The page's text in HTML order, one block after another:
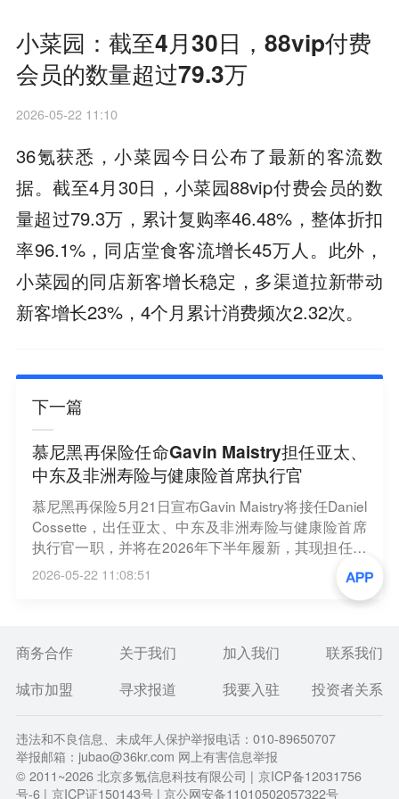
小菜园：截至4月30日，88vip付费
会员的数量超过79.3万
2026-05-22 11:10
36氪获悉，小菜园今日公布了最新的客流数
据。截至4月30日，小菜园88vip付费会员的数
量超过79.3万，累计复购率46.48%，整体折扣
率96.1%，同店堂食客流增长45万人。此外，
小菜园的同店新客增长稳定，多渠道拉新带动
新客增长23%，4个月累计消费频次2.32次。
下一篇
慕尼黑再保险任命Gavin Maistry担任亚太、
中东及非洲寿险与健康险首席执行官
慕尼黑再保险5月21日宣布Gavin Maistry将接任Daniel
Cossette，出任亚太、中东及非洲寿险与健康险首席
执行官一职，并将在2026年下半年履新，其现担任的
寿险与健康险全球首席精算师职位将在其履新前完成
继任安排。Gavin Maistry将向慕尼黑再保险董事会成
员马艾琳Mari-Lizette Malherbe汇报工作。Daniel Cos
任期。（界面）
2026-05-22 11:08:51
商务合作 关于我们 加入我们
联系我们
城市加盟
寻求报道 我要入驻 投资者关系
违法和不良信息、未成年人保护举报电话：010-89650707
举报邮箱：jubao@36kr.com 网上有害信息举报
© 2011~2026北京多氪信息科技有限公司 | 京ICP备12031756
号-6 | 京ICP证150143号 | 京公网安备11010502057322号